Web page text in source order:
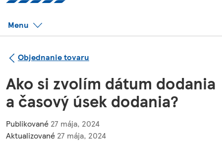
Menu
Objednanie tovaru
Ako si zvolím dátum dodania
a časový úsek dodania?
Publikované 27 mája, 2024
Aktualizované 27 mája, 2024